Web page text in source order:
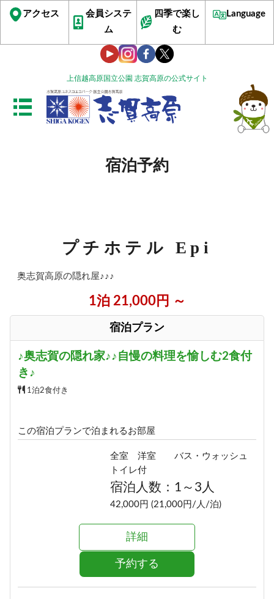
上信越高原国立公園 志賀高原の公式サイト
アクセス
会員システ
ム
四季で楽し
む
Language
宿泊予約
プチホテル Epi
奥志賀高原の隠れ屋♪♪♪
1泊 21,000円 ～
宿泊プラン
♪奥志賀の隠れ家♪♪自慢の料理を愉しむ2食付
き♪
1泊2食付き
この宿泊プランで泊まれるお部屋
全室 洋室 バス・ウォッシュ
トイレ付
宿泊人数：1～3人
42,000円 (21,000円/人/泊)
詳細
予約する